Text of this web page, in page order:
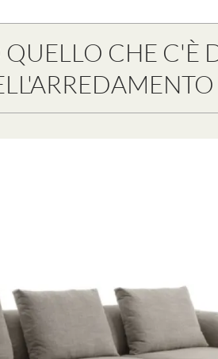
CHE C'È